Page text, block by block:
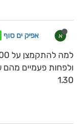
א אפיק ים סוף
1.30